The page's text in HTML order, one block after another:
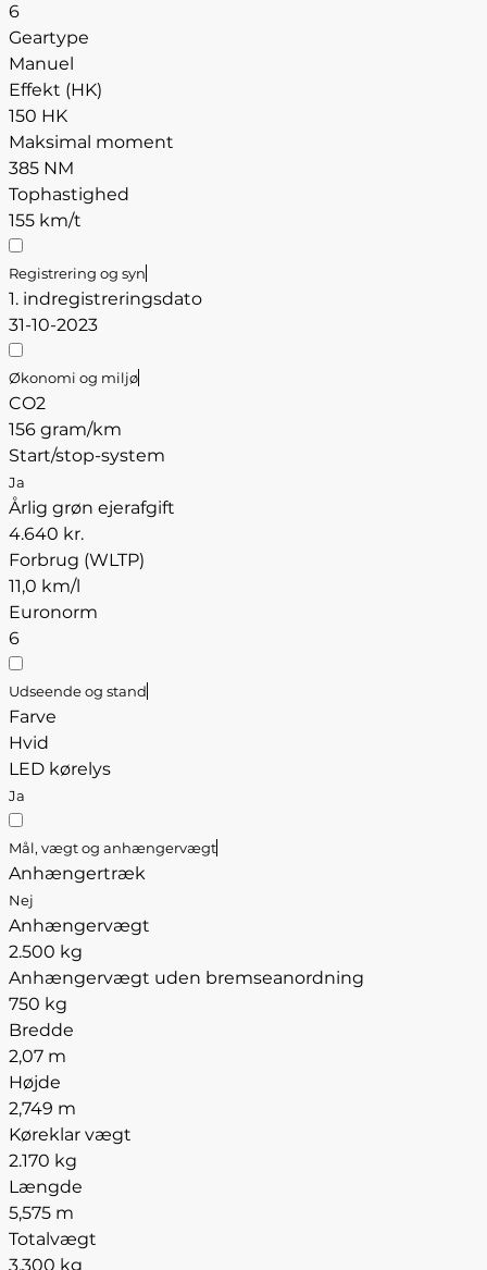
6
Geartype
Manuel
Effekt (HK)
150 HK
Maksimal moment
385 NM
Tophastighed
155 km/t
Registrering og syn
1. indregistreringsdato
31-10-2023
Økonomi og miljø
CO2
156 gram/km
Start/stop-system
Ja
Årlig grøn ejerafgift
4.640 kr.
Forbrug (WLTP)
11,0 km/l
Euronorm
6
Udseende og stand
Farve
Hvid
LED kørelys
Ja
Mål, vægt og anhængervægt
Anhængertræk
Nej
Anhængervægt
2.500 kg
Anhængervægt uden bremseanordning
750 kg
Bredde
2,07 m
Højde
2,749 m
Køreklar vægt
2.170 kg
Længde
5,575 m
Totalvægt
3.300 kg